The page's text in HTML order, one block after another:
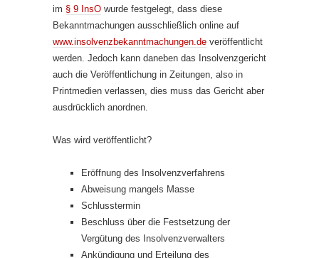
im § 9 InsO wurde festgelegt, dass diese
Bekanntmachungen ausschließlich online auf
www.insolvenzbekanntmachungen.de veröffentlicht
werden. Jedoch kann daneben das Insolvenzgericht
auch die Veröffentlichung in Zeitungen, also in
Printmedien verlassen, dies muss das Gericht aber
ausdrücklich anordnen.
Was wird veröffentlicht?
Eröffnung des Insolvenzverfahrens
Abweisung mangels Masse
Schlusstermin
Beschluss über die Festsetzung der
Vergütung des Insolvenzverwalters
Ankündigung und Erteilung des